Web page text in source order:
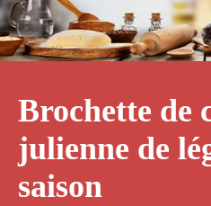
Brochette de
julienne de
saison